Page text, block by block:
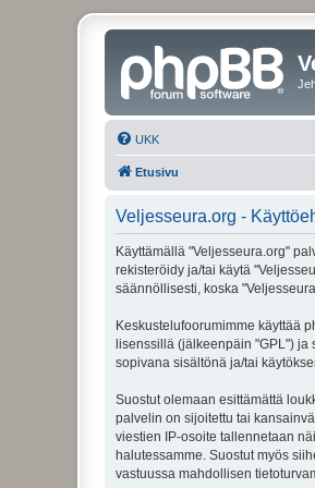
UKK
Etusivu
Veljesseura.org -
Käyttämällä "Veljesseura.org"
rekisteröidy ja/tai käytä
säännöllisesti, koska
Keskustelufoorumimme käyttää
lisenssillä (jälkeenpäin "GPL") ja
sopivana sisältönä ja/tai
Suostut olemaan esittämättä
palvelin on sijoitettu tai
viestien IP-osoite tallennetaan
halutessamme. Suostut myös
vastuussa mahdollisen